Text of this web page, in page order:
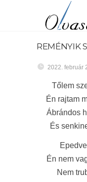
REMÉNYIK
2022. február
Tőlem
Én rajtam
Ábrándos
És
Én nem
Nem